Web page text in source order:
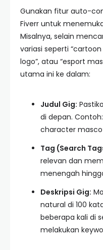
Gunakan fitur auto-
Fiverr untuk
Misalnya, selain
variasi seperti
logo”, atau “esport
utama ini ke dalam:
Judul Gig:
di depan.
character
Tag (Search
relevan dan
menengah
Deskripsi Gig:
natural di 100
beberapa kali di
melakukan